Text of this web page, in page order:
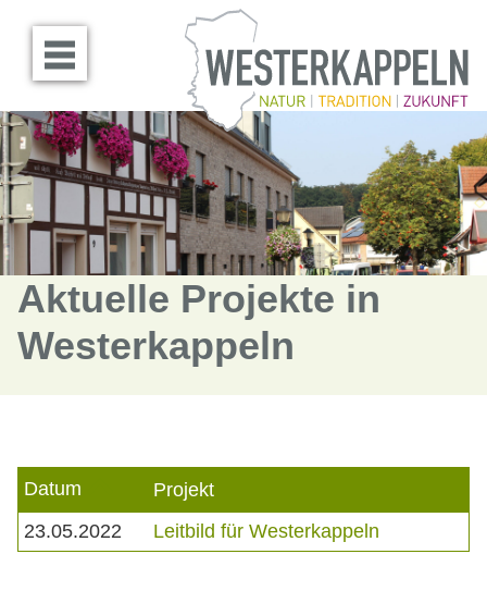
Menü öffnen
Aktuelle Projekte in
Westerkappeln
Datum
Projekt
23.05.2022
Leitbild für Westerkappeln